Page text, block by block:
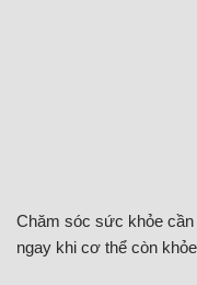
Chăm sóc sức khỏe
ngay khi cơ thể còn khỏe